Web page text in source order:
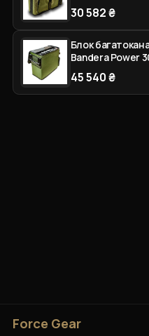
30 582 ₴
Блок
Bandera Power
45 540 ₴
Force Gear